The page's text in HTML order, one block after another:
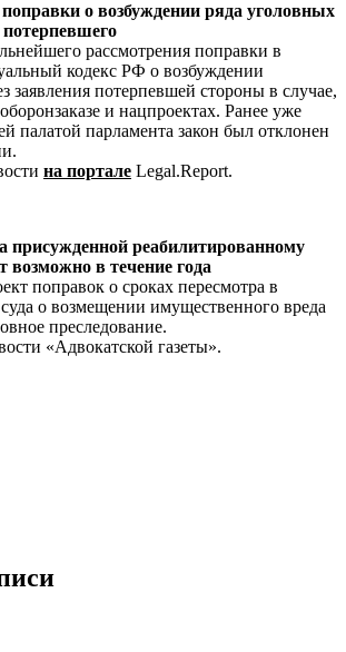
поправки о возбуждении ряда уголовных
потерпевшего
рассмотрения поправки в
кодекс РФ о возбуждении
заявления потерпевшей стороны в случае,
и нацпроектах. Ранее уже
палатой парламента закон был отклонен
на портале Legal.Report.
присужденной реабилитированному
возможно в течение года
поправок о сроках пересмотра в
о возмещении имущественного вреда
преследование.
«Адвокатской газеты».